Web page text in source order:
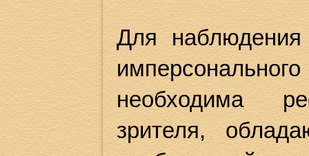
Для наблюдения
необходима
зрителя,